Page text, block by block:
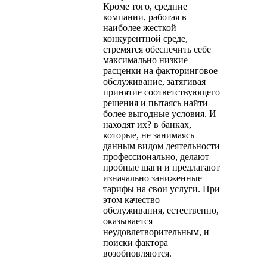
Кроме того, средние
компании, работая в
наиболее жесткой
конкурентной среде,
стремятся обеспечить себе
максимально низкие
расценки на факторинговое
обслуживание, затягивая
принятие соответствующего
решения и пытаясь найти
более выгодные условия. И
находят их? в банках,
которые, не занимаясь
данным видом деятельности
профессионально, делают
пробные шаги и предлагают
изначально заниженные
тарифы на свои услуги. При
этом качество
обслуживания, естественно,
оказывается
неудовлетворительным, и
поиски фактора
возобновляются.